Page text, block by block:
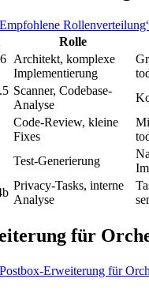
Rolle
Architekt, komplexe
Implementierung
Scanner, Codebase-
Analyse
Code-Review, kleine
Fixes
Test-Generierung
Privacy-Tasks, interne
Analyse
für
Erweiterung für